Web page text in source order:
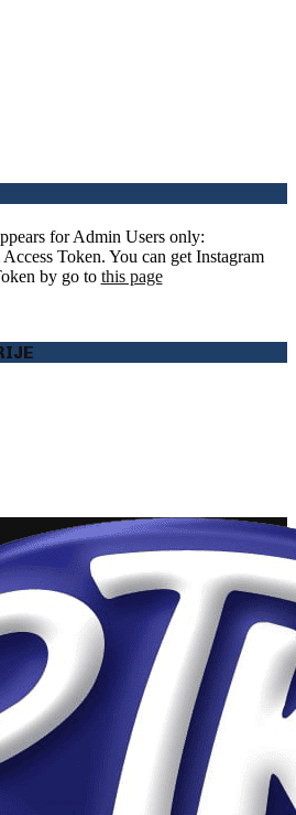
for Admin Users only:
Token. You can get Instagram
by go to this page